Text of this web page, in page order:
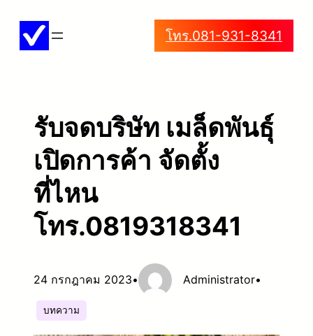
โทร.081-931-8341
รับจดบริษัท เมล็ดพันธุ์
เปิดการค้า จัดตั้ง
ที่ไหน
โทร.0819318341
24 กรกฎาคม 2023• Administrator•
บทความ